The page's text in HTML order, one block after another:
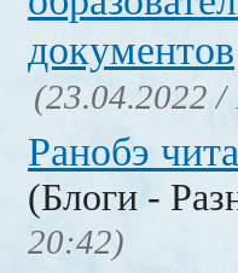
документов
(23.04.2022 /
Ранобэ
(Блоги -
20:42)